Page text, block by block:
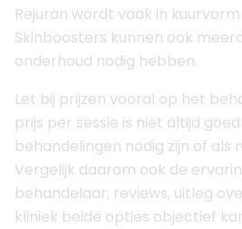
Rejuran wordt vaak in
Skinboosters kunnen ook
onderhoud nodig hebben.
Let bij prijzen vooral op het
prijs per sessie is niet altijd
behandelingen nodig zijn of als
Vergelijk daarom ook de
behandelaar, reviews, uitleg
kliniek beide opties objectief